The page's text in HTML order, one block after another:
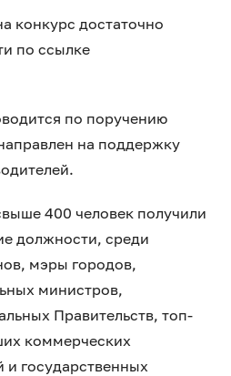
конкурс достаточно
по ссылке
по поручению
на поддержку
400 человек получили
должности, среди
мэры городов,
министров,
Правительств, топ-
коммерческих
государственных